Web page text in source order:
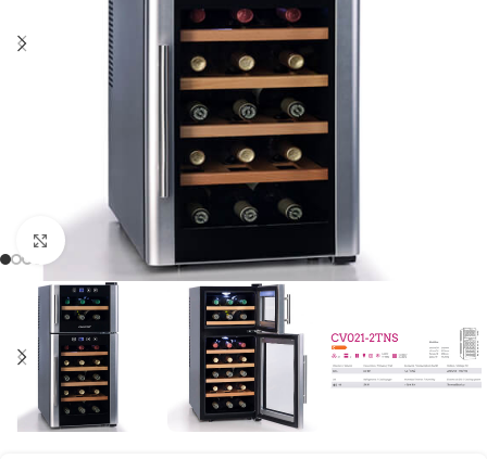
Clic para ampliar